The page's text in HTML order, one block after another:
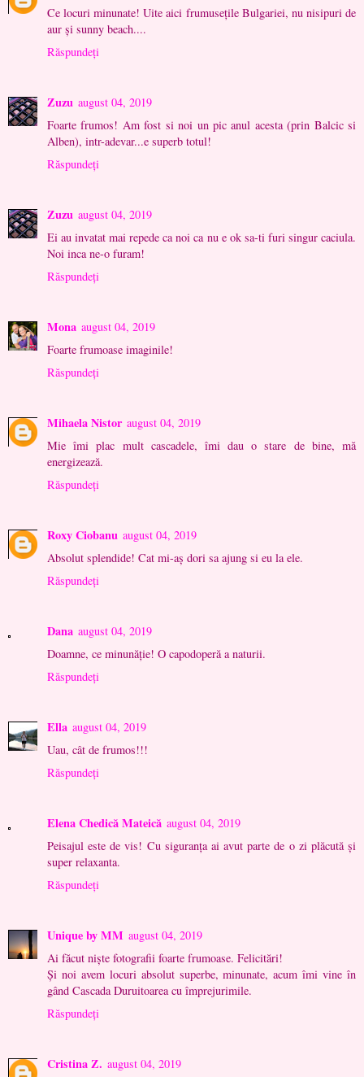
Ce locuri minunate! Uite aici frumusețile Bulgariei, nu nisipuri de
aur și sunny beach....
Răspundeți
Zuzu august 04, 2019
Foarte frumos! Am fost si noi un pic anul acesta (prin Balcic si
Alben), intr-adevar...e superb totul!
Răspundeți
Zuzu august 04, 2019
Ei au invatat mai repede ca noi ca nu e ok sa-ti furi singur caciula.
Noi inca ne-o furam!
Răspundeți
Mona august 04, 2019
Foarte frumoase imaginile!
Răspundeți
Mihaela Nistor august 04, 2019
Mie îmi plac mult cascadele, îmi dau o stare de bine, mă
energizează.
Răspundeți
Roxy Ciobanu august 04, 2019
Absolut splendide! Cat mi-aș dori sa ajung si eu la ele.
Răspundeți
Dana august 04, 2019
Doamne, ce minunăție! O capodoperă a naturii.
Răspundeți
Ella august 04, 2019
Uau, cât de frumos!!!
Răspundeți
Elena Chedică Mateică august 04, 2019
Peisajul este de vis! Cu siguranța ai avut parte de o zi plăcută și
super relaxanta.
Răspundeți
Unique by MM august 04, 2019
Ai făcut niște fotografii foarte frumoase. Felicitări!
Și noi avem locuri absolut superbe, minunate, acum îmi vine în
gând Cascada Duruitoarea cu împrejurimile.
Răspundeți
Cristina Z. august 04, 2019